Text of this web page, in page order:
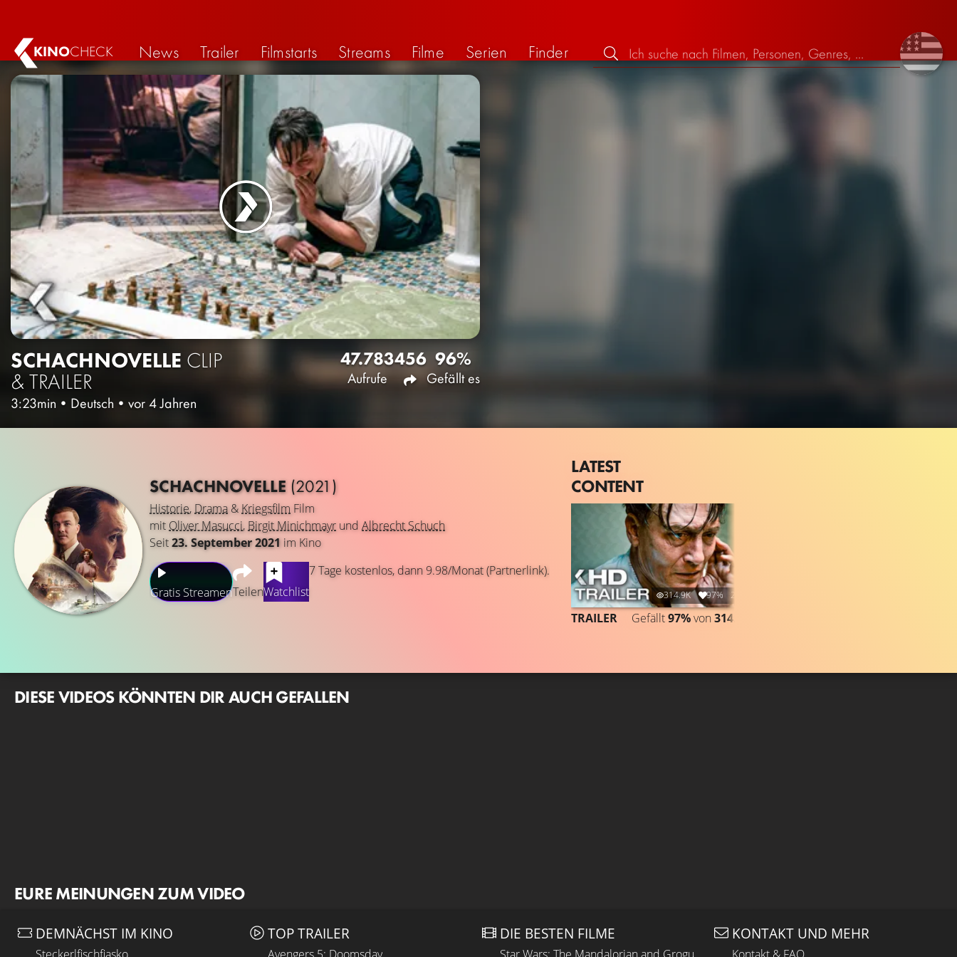
KINOCHECK News Trailer Filmstarts Streams Filme Serien Finder
SCHACHNOVELLE CLIP
& TRAILER
3:23min • Deutsch • vor 4 Jahren
47.783
Aufrufe
456 96%
Gefällt es
SCHACHNOVELLE(2021)
Historie, Drama& Kriegsfilm Film
mit Oliver Masucci, Birgit Minichmayr und Albrecht Schuch
Seit23. September 2021 im Kino
Gratis StreamenTeilenWatchlist
7 Tage kostenlos, dann 9.98/Monat (Partnerlink).
LATEST
CONTENT
314.9K 97% 2:13
TRAILER Gefällt97%von314.900
DIESE VIDEOS KÖNNTEN DIR AUCH GEFALLEN
EURE MEINUNGEN ZUM VIDEO
DEMNÄCHST IM KINO TOP TRAILER DIE BESTEN FILME KONTAKT UND MEHR